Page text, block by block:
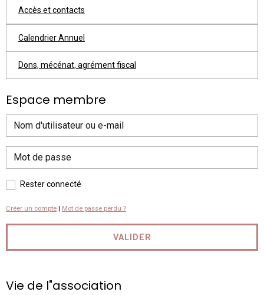
Accès et contacts
Calendrier Annuel
Dons, mécénat, agrément fiscal
Espace membre
Rester connecté
Créer un compte Mot de passe perdu ?
VALIDER
Vie de l"association